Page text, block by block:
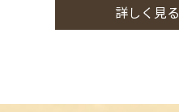
詳しく見る